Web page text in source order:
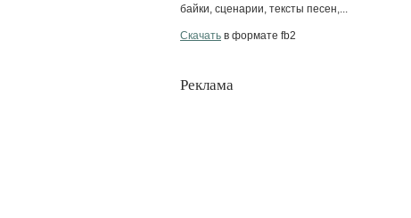
байки, сценарии, тексты песен,...
Скачать в формате fb2
Реклама